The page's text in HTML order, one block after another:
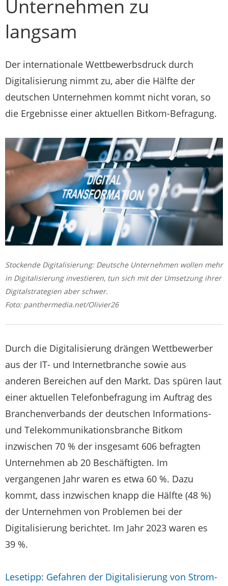
Unternehmen zu
langsam
Der internationale Wettbewerbsdruck durch
Digitalisierung nimmt zu, aber die Hälfte der
deutschen Unternehmen kommt nicht voran, so
die Ergebnisse einer aktuellen Bitkom-Befragung.
Stockende Digitalisierung: Deutsche Unternehmen wollen mehr
in Digitalisierung investieren, tun sich mit der Umsetzung ihrer
Digitalstrategien aber schwer.
Foto: panthermedia.net/Olivier26
Durch die Digitalisierung drängen Wettbewerber
aus der IT- und Internetbranche sowie aus
anderen Bereichen auf den Markt. Das spüren laut
einer aktuellen Telefonbefragung im Auftrag des
Branchenverbands der deutschen Informations-
und Telekommunikationsbranche Bitkom
inzwischen 70 % der insgesamt 606 befragten
Unternehmen ab 20 Beschäftigten. Im
vergangenen Jahr waren es etwa 60 %. Dazu
kommt, dass inzwischen knapp die Hälfte (48 %)
der Unternehmen von Problemen bei der
Digitalisierung berichtet. Im Jahr 2023 waren es
39 %.
Lesetipp: Gefahren der Digitalisierung von Strom-